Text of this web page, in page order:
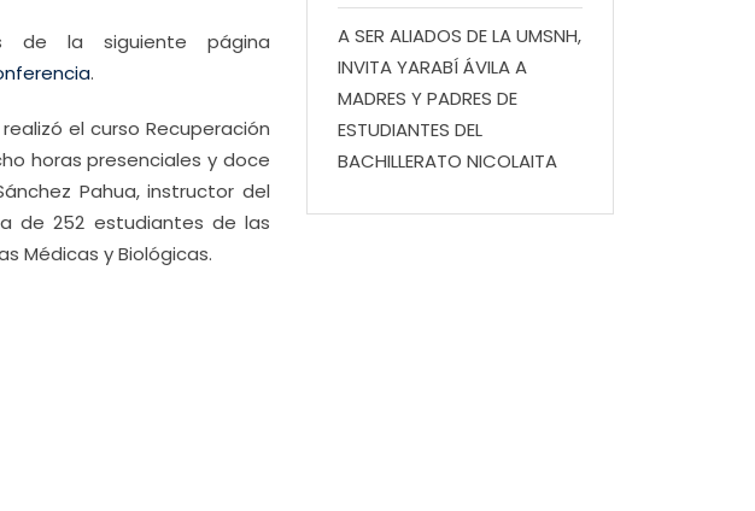
de la siguiente página
.
el curso Recuperación
horas presenciales y doce
Pahua, instructor del
de 252 estudiantes de las
Médicas y Biológicas.
A SER ALIADOS DE LA UMSNH,
INVITA YARABÍ ÁVILA A
MADRES Y PADRES DE
ESTUDIANTES DEL
BACHILLERATO NICOLAITA